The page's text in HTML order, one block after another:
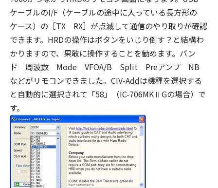
ケーブルのI/F（ケーブルの途中に入っている長方形の
ケース）の［TX RX］が点滅して通信のやり取りが確認
できます。HRDの操作はボタンをいじり倒す？と結構わ
かりますので、果敢に操作することを勧めます。バン
ド 周波数 Mode VFOA/B Split Preアンプ NB
などがリモコンできました。CIV-Addは機種を選択する
と自動的に選択されて「58」（IC-706MKⅡGの場合）で
す。